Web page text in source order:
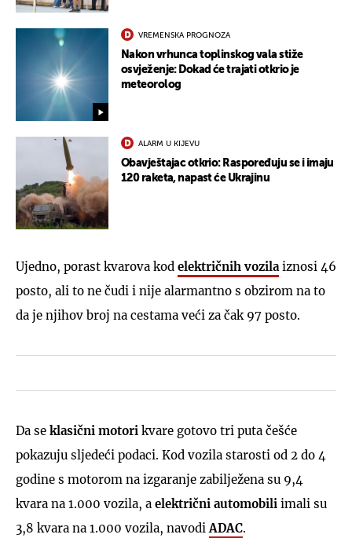
VREMENSKA PROGNOZA
Nakon vrhunca toplinskog vala stiže
osvježenje: Dokad će trajati otkrio je
meteorolog
ALARM U KIJEVU
Obavještajac otkrio: Raspoređuju se i imaju
120 raketa, napast će Ukrajinu
Ujedno, porast kvarova kod električnih vozila iznosi 46
posto, ali to ne čudi i nije alarmantno s obzirom na to
da je njihov broj na cestama veći za čak 97 posto.
Da se klasični motori kvare gotovo tri puta češće
pokazuju sljedeći podaci. Kod vozila starosti od 2 do 4
godine s motorom na izgaranje zabilježena su 9,4
kvara na 1.000 vozila, a električni automobili imali su
3,8 kvara na 1.000 vozila, navodi ADAC.